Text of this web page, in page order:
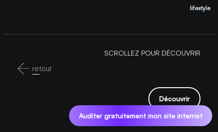
lifestyle
retour
Découvrir
SCROLLEZ POUR DÉCOUVRIR
Auditer gratuitement mon site internet